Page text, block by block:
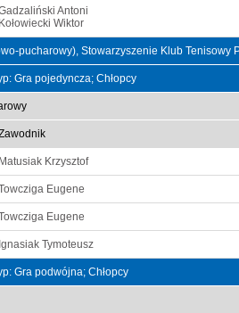
Antoni
Kołowiecki Wiktor
pucharowy), Stowarzyszenie Klub Tenisowy
Gra pojedyncza; Chłopcy
Matusiak Krzysztof
Eugene
Eugene
Ignasiak Tymoteusz
Gra podwójna; Chłopcy